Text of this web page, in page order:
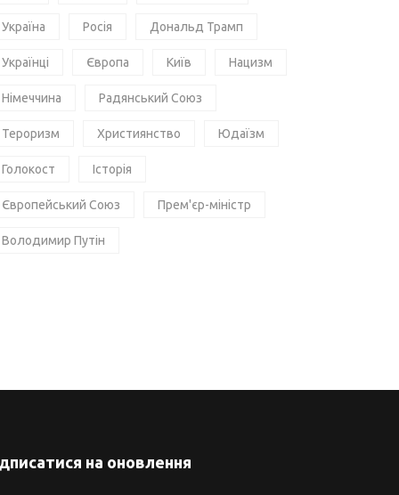
Україна Росія Дональд Трамп
Українці Європа Київ Нацизм
Німеччина Радянський Союз
Тероризм Християнство Юдаїзм
Голокост Історія
Європейський Союз Прем'єр-міністр
Володимир Путін
на оновлення